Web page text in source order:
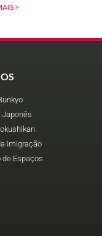
>
Japonês
Imigração
de Espaços